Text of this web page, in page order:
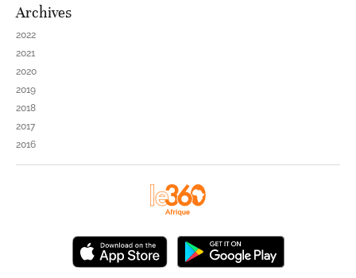
Archives
2022
2021
2020
2019
2018
2017
2016